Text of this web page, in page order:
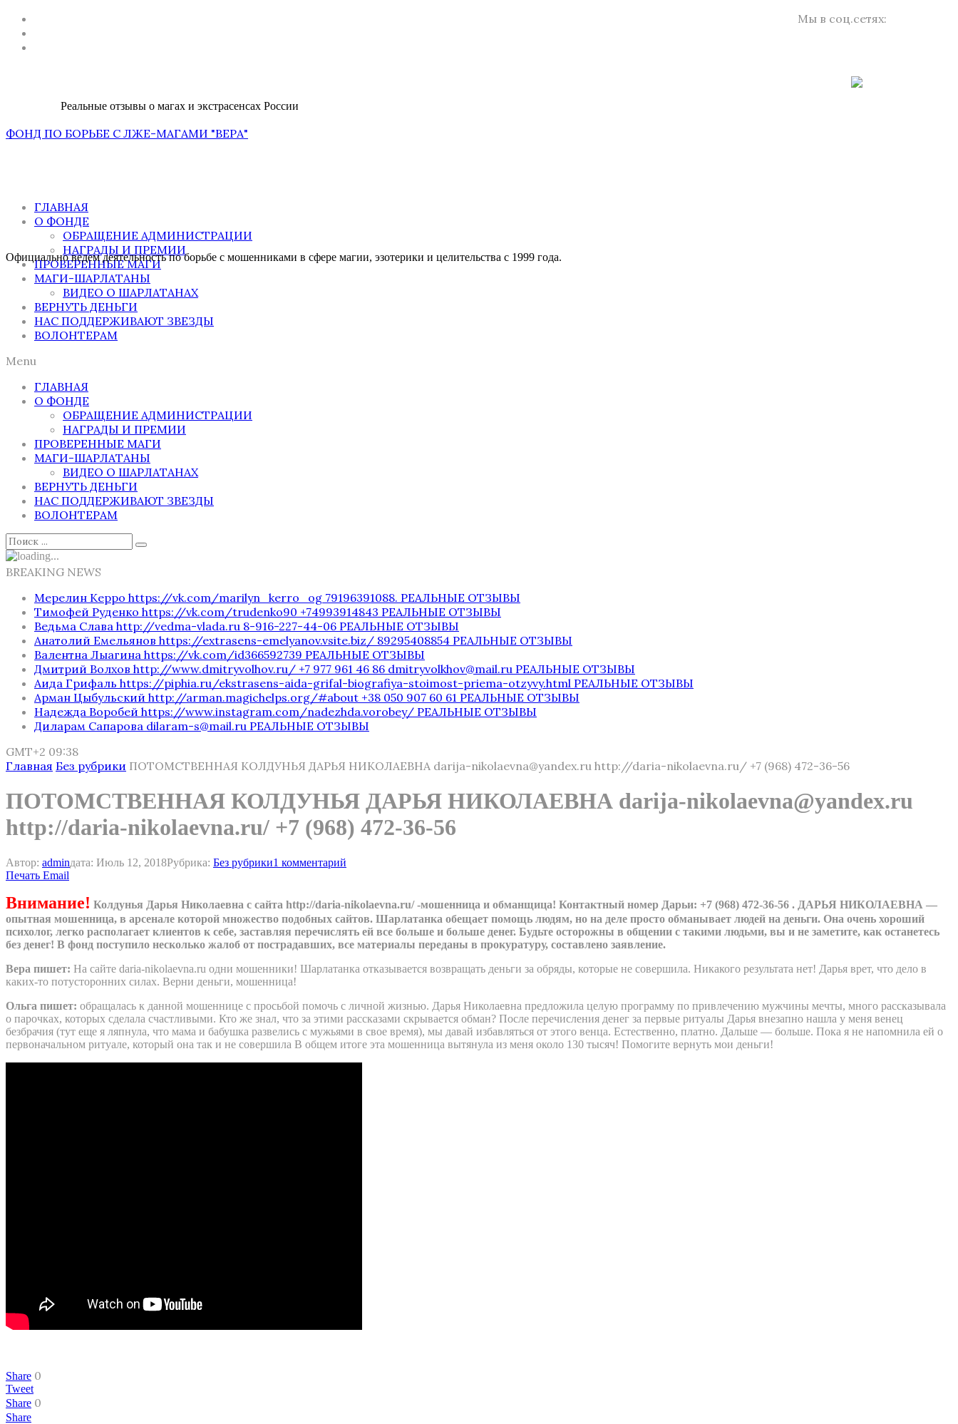
Мы в соц.сетях:
Реальные отзывы о магах и экстрасенсах России
ФОНД ПО БОРЬБЕ С ЛЖЕ-МАГАМИ "ВЕРА"
Официально ведем деятельность по борьбе с мошенниками в сфере магии, эзотерики и целительства с 1999 года.
ГЛАВНАЯ
О ФОНДЕ
ОБРАЩЕНИЕ АДМИНИСТРАЦИИ
НАГРАДЫ И ПРЕМИИ
ПРОВЕРЕННЫЕ МАГИ
МАГИ-ШАРЛАТАНЫ
ВИДЕО О ШАРЛАТАНАХ
ВЕРНУТЬ ДЕНЬГИ
НАС ПОДДЕРЖИВАЮТ ЗВЕЗДЫ
ВОЛОНТЕРАМ
Menu
ГЛАВНАЯ
О ФОНДЕ
ОБРАЩЕНИЕ АДМИНИСТРАЦИИ
НАГРАДЫ И ПРЕМИИ
ПРОВЕРЕННЫЕ МАГИ
МАГИ-ШАРЛАТАНЫ
ВИДЕО О ШАРЛАТАНАХ
ВЕРНУТЬ ДЕНЬГИ
НАС ПОДДЕРЖИВАЮТ ЗВЕЗДЫ
ВОЛОНТЕРАМ
BREAKING NEWS
Мерелин Керро https://vk.com/marilyn_kerro_og 79196391088. РЕАЛЬНЫЕ ОТЗЫВЫ
Тимофей Руденко https://vk.com/trudenko90 +74993914843 РЕАЛЬНЫЕ ОТЗЫВЫ
Ведьма Слава http://vedma-vlada.ru 8-916-227-44-06 РЕАЛЬНЫЕ ОТЗЫВЫ
Анатолий Емельянов https://extrasens-emelyanov.vsite.biz/ 89295408854 РЕАЛЬНЫЕ ОТЗЫВЫ
Валентна Лыагина https://vk.com/id366592739 РЕАЛЬНЫЕ ОТЗЫВЫ
Дмитрий Волхов http://www.dmitryvolhov.ru/ +7 977 961 46 86 dmitryvolkhov@mail.ru РЕАЛЬНЫЕ ОТЗЫВЫ
Аида Грифаль https://piphia.ru/ekstrasens-aida-grifal-biografiya-stoimost-priema-otzyvy.html РЕАЛЬНЫЕ ОТЗЫВЫ
Арман Цыбульский http://arman.magichelps.org/#about +38 050 907 60 61 РЕАЛЬНЫЕ ОТЗЫВЫ
Надежда Воробей https://www.instagram.com/nadezhda.vorobey/ РЕАЛЬНЫЕ ОТЗЫВЫ
Диларам Сапарова dilaram-s@mail.ru РЕАЛЬНЫЕ ОТЗЫВЫ
GMT+2 09:38
Главная Без рубрики ПОТОМСТВЕННАЯ КОЛДУНЬЯ ДАРЬЯ НИКОЛАЕВНА darija-nikolaevna@yandex.ru http://daria-nikolaevna.ru/ +7 (968) 472-36-56
ПОТОМСТВЕННАЯ КОЛДУНЬЯ ДАРЬЯ НИКОЛАЕВНА darija-nikolaevna@yandex.ru
http://daria-nikolaevna.ru/ +7 (968) 472-36-56
Автор: adminдата: Июль 12, 2018Рубрика: Без рубрики1 комментарий
Печать Email
Внимание! Колдунья Дарья Николаевна с сайта http://daria-nikolaevna.ru/ -мошенница и обманщица! Контактный номер Дарьи: +7 (968) 472-36-56 . ДАРЬЯ НИКОЛАЕВНА —
опытная мошенница, в арсенале которой множество подобных сайтов. Шарлатанка обещает помощь людям, но на деле просто обманывает людей на деньги. Она очень хороший
психолог, легко располагает клиентов к себе, заставляя перечислять ей все больше и больше денег. Будьте осторожны в общении с такими людьми, вы и не заметите, как останетесь
без денег! В фонд поступило несколько жалоб от пострадавших, все материалы переданы в прокуратуру, составлено заявление.
Вера пишет: На сайте daria-nikolaevna.ru одни мошенники! Шарлатанка отказывается возвращать деньги за обряды, которые не совершила. Никакого результата нет! Дарья врет, что дело в
каких-то потусторонних силах. Верни деньги, мошенница!
Ольга пишет: обращалась к данной мошеннице с просьбой помочь с личной жизнью. Дарья Николаевна предложила целую программу по привлечению мужчины мечты, много рассказывала
о парочках, которых сделала счастливыми. Кто же знал, что за этими рассказами скрывается обман? После перечисления денег за первые ритуалы Дарья внезапно нашла у меня венец
безбрачия (тут еще я ляпнула, что мама и бабушка развелись с мужьями в свое время), мы давай избавляться от этого венца. Естественно, платно. Дальше — больше. Пока я не напомнила ей о
первоначальном ритуале, который она так и не совершила В общем итоге эта мошенница вытянула из меня около 130 тысяч! Помогите вернуть мои деньги!
Share 0
Tweet
Share 0
Share